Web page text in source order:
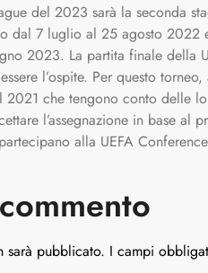
del 2023 sarà la seconda
dal 7 luglio al 25 agosto 2022
2023. La partita finale della
l’ospite. Per questo
che tengono conto delle
l’assegnazione in base al
alla UEFA
sarà pubblicato. I campi